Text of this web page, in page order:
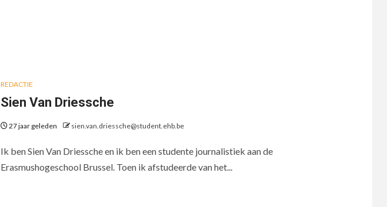
REDACTIE
Sien Van Driessche
27 jaar geleden sien.van.driessche@student.ehb.be
Ik ben Sien Van Driessche en ik ben een studente journalistiek aan de
Erasmushogeschool Brussel. Toen ik afstudeerde van het...